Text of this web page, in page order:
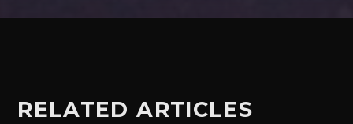
RELATED ARTICLES